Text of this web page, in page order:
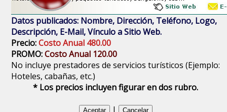
Datos publicados: Nombre, Dirección, Teléfono, Logo,
Descripción, E-Mail, Vínculo a Sitio Web.
Precio:Costo Anual 480.00
PROMO:Costo Anual 120.00
No incluye prestadores de servicios turísticos (Ejemplo:
Hoteles, cabañas, etc.)
* Los precios incluyen figurar en dos rubro.
|